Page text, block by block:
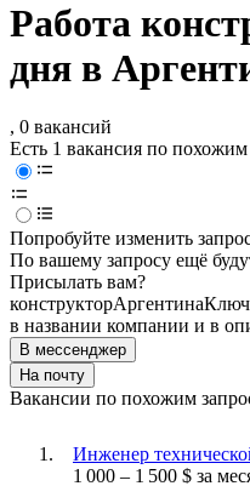
Работа
дня в
, 0 вакансий
Есть 1 вакансия по похожим
Попробуйте изменить
По вашему запросу ещё
Присылать вам?
конструкторАргентина
в названии компании и в
В мессенджер
На почту
Вакансии по похожим
Инженер
1 000 – 1 500 $ за